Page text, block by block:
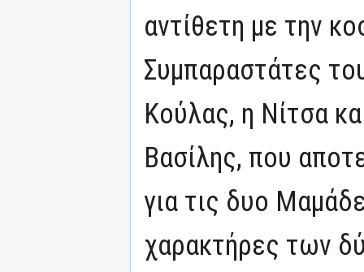
αντίθετη με την
Συμπαραστάτες
Κούλας, η Νίτσα
Βασίλης, που
για τις δυο
χαρακτήρες των